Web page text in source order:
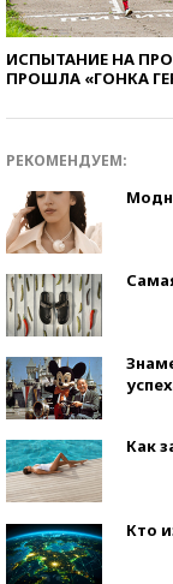
ИСПЫТАНИЕ НА
ПРОШЛА «ГОНКА
РЕКОМЕНДУЕМ:
Как
Кто